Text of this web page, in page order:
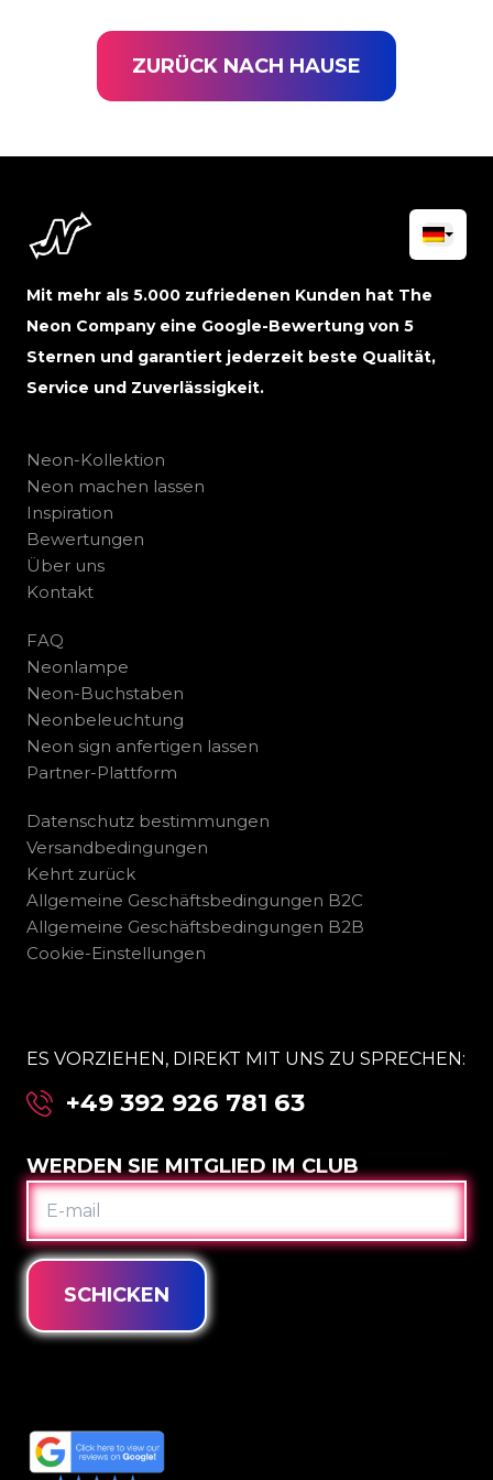
ZURÜCK NACH HAUSE
Mit mehr als 5.000 zufriedenen Kunden hat The
Neon Company eine Google-Bewertung von 5
Sternen und garantiert jederzeit beste Qualität,
Service und Zuverlässigkeit.
Neon-Kollektion
Neon machen lassen
Inspiration
Bewertungen
Über uns
Kontakt
FAQ
Neonlampe
Neon-Buchstaben
Neonbeleuchtung
Neon sign anfertigen lassen
Partner-Plattform
Datenschutz bestimmungen
Versandbedingungen
Kehrt zurück
Allgemeine Geschäftsbedingungen B2C
Allgemeine Geschäftsbedingungen B2B
Cookie-Einstellungen
ES VORZIEHEN, DIREKT MIT UNS ZU SPRECHEN:
+49 392 926 781 63
WERDEN SIE MITGLIED IM CLUB
E-
MAIL
SCHICKEN